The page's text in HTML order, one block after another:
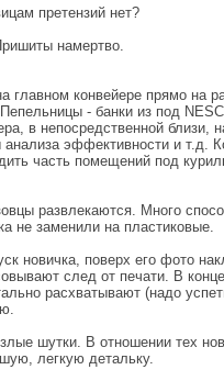
претензий нет?
намертво.
главном конвейере прямо на
- банки из под
в непосредственной близи,
эффективности и т.д.
часть помещений под
развлекаются. Много
не заменили на пластиковые.
новичка, поверх его фото
след от печати. В
расхватывают (надо
шутки. В отношении тех
легкую детальку.